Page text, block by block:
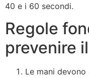
40 e i 60 secondi.
Regole
prevenire
Le mani devono